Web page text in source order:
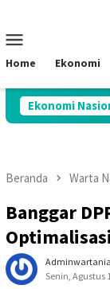
konten
Mobile
Home Ekonomi
Ekonomi
BBB, Bukti
Beranda Warta
Banggar
Senin, Agustus